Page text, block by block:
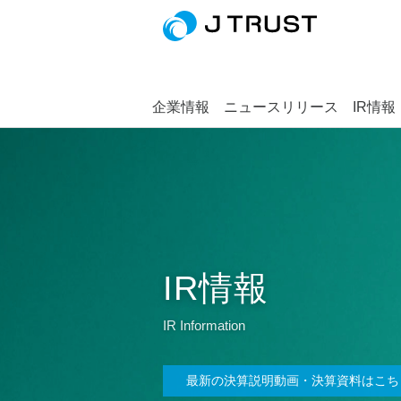
企業情報 ニュースリリース IR情報
IR情報
IR Information
最新の決算説明動画・決算資料はこ